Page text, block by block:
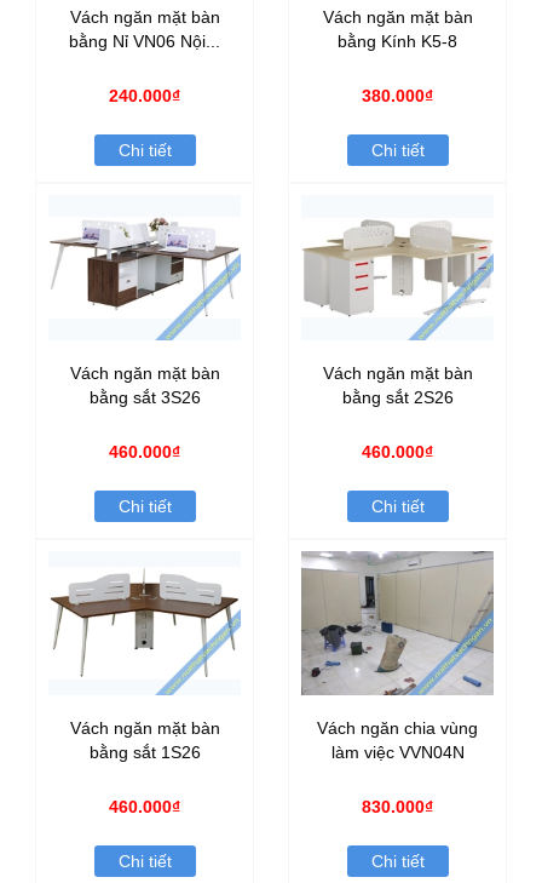
Vách ngăn mặt bàn
bằng Nỉ VN06 Nội...
240.000₫
Chi tiết
Vách ngăn mặt bàn
bằng Kính K5-8
380.000₫
Chi tiết
Vách ngăn mặt bàn
bằng sắt 3S26
460.000₫
Chi tiết
Vách ngăn mặt bàn
bằng sắt 2S26
460.000₫
Chi tiết
Vách ngăn mặt bàn
bằng sắt 1S26
460.000₫
Chi tiết
Vách ngăn chia vùng
làm việc VVN04N
830.000₫
Chi tiết